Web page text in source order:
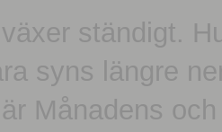
ständigt.
syns längre
Månadens